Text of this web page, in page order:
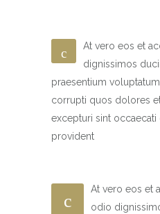
At vero eos et
dignissimos
praesentium
corrupti quos dolores
excepturi sint occaecati
provident
At vero eos et
odio